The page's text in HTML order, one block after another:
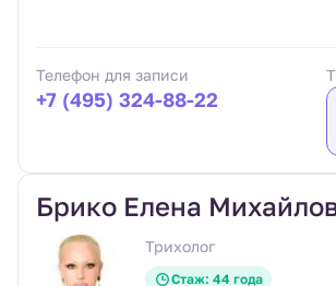
Телефон для записи
+7 (495) 324-88-22
Брико Елена
Трихолог
Стаж: 44 года